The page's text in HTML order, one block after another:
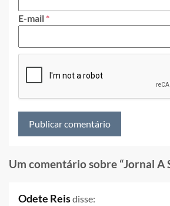
E-mail *
Um comentário sobre “Jornal A
Odete Reisdisse: